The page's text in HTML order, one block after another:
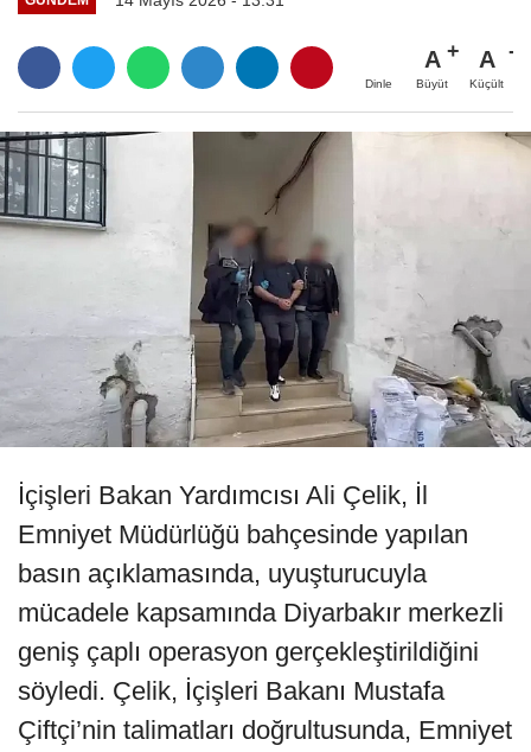
Dinle
A
Büyüt
A
Küçült
İçişleri Bakan Yardımcısı Ali Çelik, İl
Emniyet Müdürlüğü bahçesinde yapılan
basın açıklamasında, uyuşturucuyla
mücadele kapsamında Diyarbakır merkezli
geniş çaplı operasyon gerçekleştirildiğini
söyledi. Çelik, İçişleri Bakanı Mustafa
Çiftçi’nin talimatları doğrultusunda, Emniyet